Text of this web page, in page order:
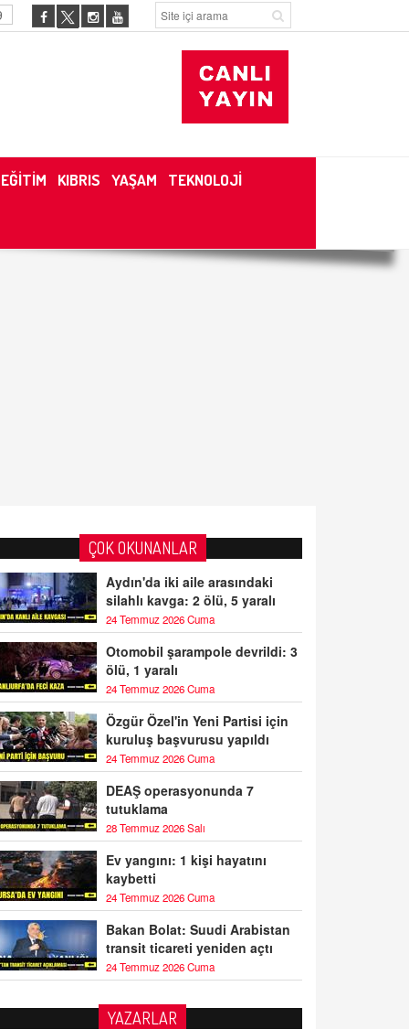
EĞİTİM KIBRIS YAŞAM TEKNOLOJİ
ÇOK OKUNANLAR
Aydın'da iki aile arasındaki
silahlı kavga: 2 ölü, 5 yaralı
24 Temmuz 2026 Cuma
Otomobil şarampole devrildi: 3
ölü, 1 yaralı
24 Temmuz 2026 Cuma
Özgür Özel'in Yeni Partisi için
kuruluş başvurusu yapıldı
24 Temmuz 2026 Cuma
DEAŞ operasyonunda 7
tutuklama
28 Temmuz 2026 Salı
Ev yangını: 1 kişi hayatını
kaybetti
24 Temmuz 2026 Cuma
Bakan Bolat: Suudi Arabistan
transit ticareti yeniden açtı
24 Temmuz 2026 Cuma
YAZARLAR